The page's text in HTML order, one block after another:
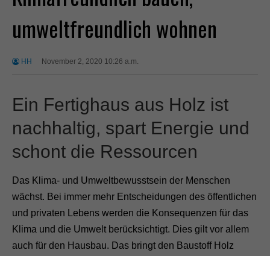
umweltfreundlich wohnen
HH November 2, 2020 10:26 a.m.
Ein Fertighaus aus Holz ist
nachhaltig, spart Energie und
schont die Ressourcen
Das Klima- und Umweltbewusstsein der Menschen
wächst. Bei immer mehr Entscheidungen des öffentlichen
und privaten Lebens werden die Konsequenzen für das
Klima und die Umwelt berücksichtigt. Dies gilt vor allem
auch für den Hausbau. Das bringt den Baustoff Holz